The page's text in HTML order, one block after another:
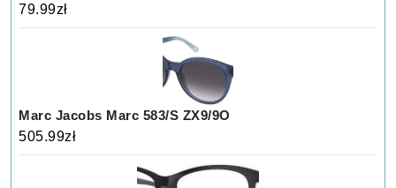
79.99zł
Marc Jacobs Marc 583/S ZX9/9O
505.99zł